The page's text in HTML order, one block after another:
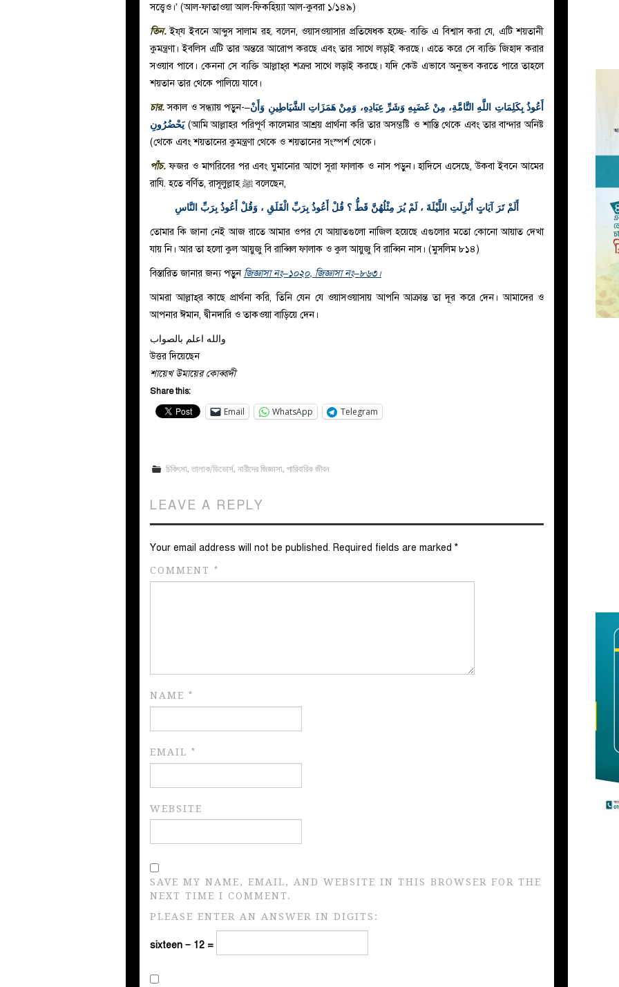
সত্ত্বেও।’ (আল-ফাতাওয়া আল-ফিকহিয়্যা আল-কুবরা ১/১৪৯)
তিন. ইয্‌য ইবনে আব্দুস সালাম রহ. বলেন, ওয়াসওয়াসার প্রতিষেধক হচ্ছে- ব্যক্তি এ বিশ্বাস করা যে, এটি শয়তানী
কুমন্ত্রণা। ইবলিস এটি তার অন্তরে আরোপ করছে এবং তার সাথে লড়াই করছে। এতে করে সে ব্যক্তি জিহাদ করার
সওয়াব পাবে। কেননা সে ব্যক্তি আল্লাহ্‌র শত্রুর সাথে লড়াই করছে। যদি কেউ এভাবে অনুভব করতে পারে তাহলে
শয়তান তার থেকে পালিয়ে যাবে।
চার.সকাল ও সন্ধ্যায় পড়ুন-–أَعُوذُ بِكَلِمَاتِ اللَّهِ التَّامَّةِ، مِنْ غَضَبِهِ وَشَرِّ عِبَادِهِ، وَمِنْ هَمَزَاتِ الشَّيَاطِينِ وَأَنْ
يَحْضُرُونِ(আমি আল্লাহর পরিপূর্ণ কালেমার আশ্রয় প্রার্থনা করি তার অসম্ভষ্টি ও শাস্তি থেকে এবং তার বান্দার অনিষ্ট
থেকে এবং শয়তানের কুমন্ত্রণা থেকে ও শয়তানের সংস্পর্শ থেকে।)
পাঁচ. ফজর ও মাগরিবের পর এবং ঘুমানোর আগে সূরা ফালাক ও নাস পড়ুন। হাদিসে এসেছে, উকবা ইবনে আমের
রাযি. হতে বর্ণিত, রাসূলুল্লাহﷺবলেছেন,
أَلَمْ تَرَ آيَاتٍ أُنْزِلَتِ اللَّيْلَةَ ، لَمْ يُرَ مِثْلُهُنَّ قَطُّ ؟ قُلْ أَعُوذُ بِرَبِّ الْفَلَقِ ، وَقُلْ أَعُوذُ بِرَبِّ النَّاسِ
তোমার কি জানা নেই আজ রাতে আমার ওপর যে আয়াতগুলো নাজিল হয়েছে এগুলোর মতো কোনো আয়াত দেখা
যায় নি। আর তা হলো কুল আয়ুজু বি রাব্বিল ফালাক ও কুল আয়ুজু বি রাব্বিন নাস। (মুসলিম ৮১৪)
বিস্তারিত জানার জন্য পড়ুন জিজ্ঞাসা নং–১০২০, জিজ্ঞাসা নং–৮৬৩।
আমরা আল্লাহ্‌র কাছে প্রার্থনা করি, তিনি যেন যে ওয়াসওয়াসায় আপনি আক্রান্ত তা দূর করে দেন। আমাদের ও
আপনার ঈমান, দ্বীনদারি ও তাকওয়া বাড়িয়ে দেন।
والله اعلم بالصواب
উত্তর দিয়েছেন
শায়েখ উমায়ের কোব্বাদী
Share this:
Email WhatsApp Telegram
চিকিৎসা,তালাক/ডিভোর্স,নারীদের জিজ্ঞাসা,পারিবারিক জীবন
LEAVE A REPLY
Your email address will not be published. Required fields are marked *
COMMENT *
NAME *
EMAIL *
WEBSITE
SAVE MY NAME, EMAIL, AND WEBSITE IN THIS BROWSER FOR THE
NEXT TIME I COMMENT.
PLEASE ENTER AN ANSWER IN DIGITS:
sixteen − 12 =